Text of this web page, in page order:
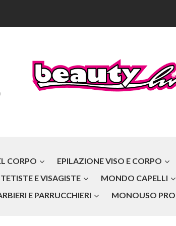
CORPO
EPILAZIONE VISO E CORPO
E VISAGISTE
MONDO CAPELLI
E PARRUCCHIERI
MONOUSO